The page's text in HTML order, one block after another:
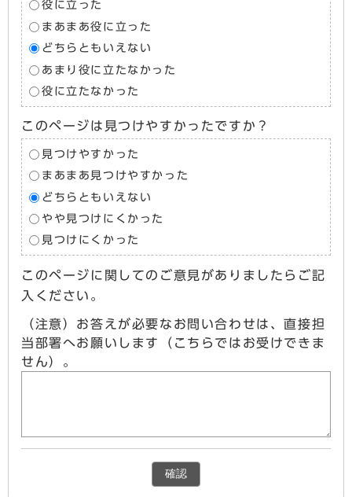
役に立った
まあまあ役に立った
どちらともいえない
あまり役に立たなかった
役に立たなかった
このページは見つけやすかったですか？
見つけやすかった
まあまあ見つけやすかった
どちらともいえない
やや見つけにくかった
見つけにくかった
このページに関してのご意見がありましたらご記
入ください。
（注意）お答えが必要なお問い合わせは、直接担
当部署へお願いします（こちらではお受けできま
せん）。
確認